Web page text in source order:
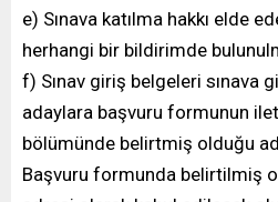
e) Sınava katılma hakkı elde
herhangi bir bildirimde
f) Sınav giriş belgeleri sınava
adaylara başvuru formunun
bölümünde belirtmiş olduğu
Başvuru formunda belirtilmiş